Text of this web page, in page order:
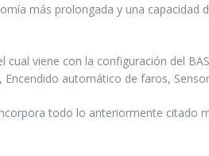
más prolongada y una capacidad
viene con la configuración del
automático de faros,
todo lo anteriormente citado